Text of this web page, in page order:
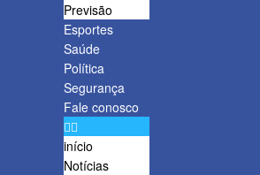
Previsão
Esportes
Saúde
Política
Segurança
Fale conosco
início
Notícias